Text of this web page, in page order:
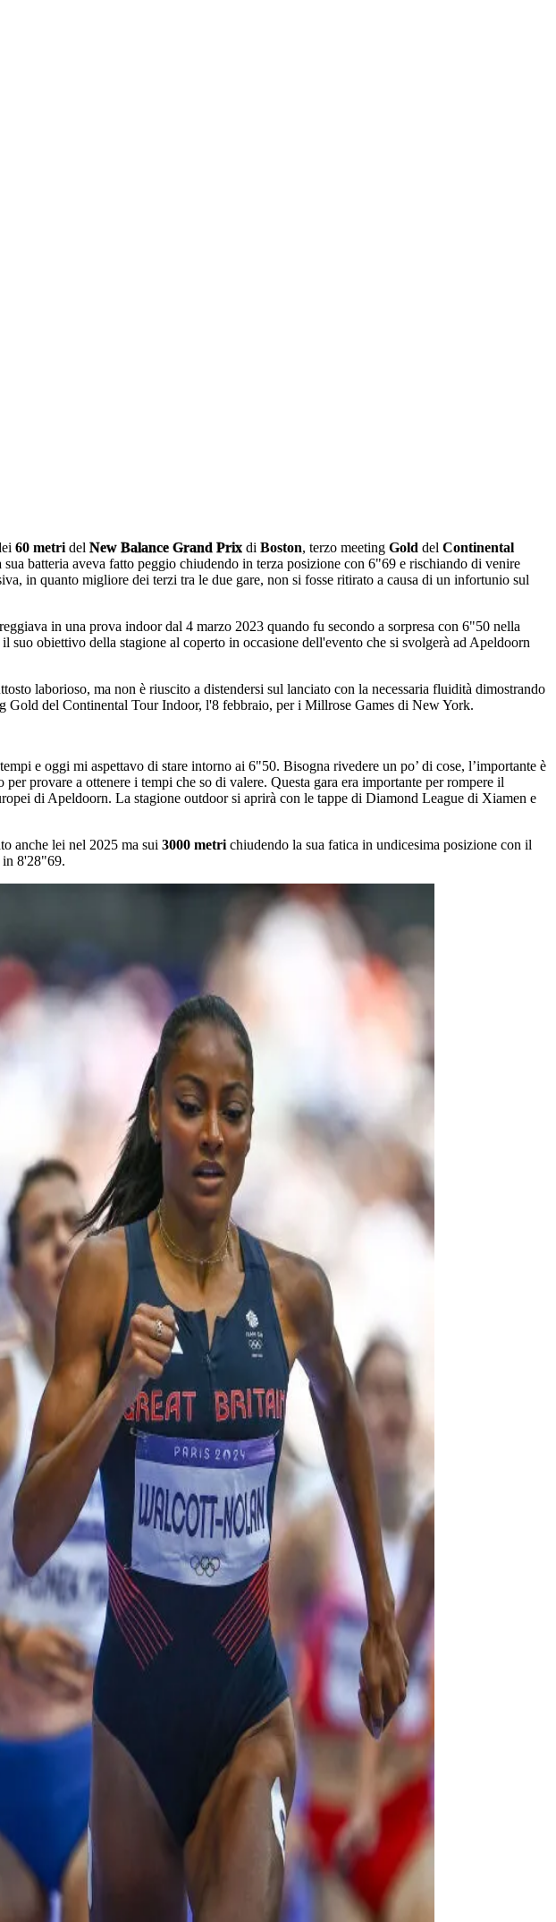
60 metri del New Balance Grand Prix di Boston, terzo meeting Gold del Continental
batteria aveva fatto peggio chiudendo in terza posizione con 6"69 e rischiando di venire
in quanto migliore dei terzi tra le due gare, non si fosse ritirato a causa di un infortunio sul
in una prova indoor dal 4 marzo 2023 quando fu secondo a sorpresa con 6"50 nella
obiettivo della stagione al coperto in occasione dell'evento che si svolgerà ad Apeldoorn
laborioso, ma non è riuscito a distendersi sul lanciato con la necessaria fluidità dimostrando
Gold del Continental Tour Indoor, l'8 febbraio, per i Millrose Games di New York.
e oggi mi aspettavo di stare intorno ai 6"50. Bisogna rivedere un po’ di cose, l’importante è
provare a ottenere i tempi che so di valere. Questa gara era importante per rompere il
di Apeldoorn. La stagione outdoor si aprirà con le tappe di Diamond League di Xiamen e
anche lei nel 2025 ma sui 3000 metri chiudendo la sua fatica in undicesima posizione con il
in 8'28"69.